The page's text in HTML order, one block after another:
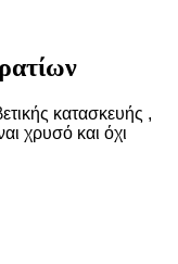
κατασκευής ,
χρυσό και όχι